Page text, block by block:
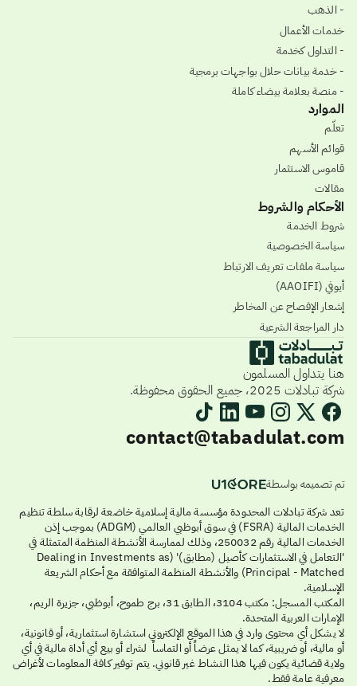
- الذهب
خدمات الأعمال
- التداول كخدمة
- خدمة بيانات حلال بواجهات برمجية
- منصة بعلامة بيضاء كاملة
الموارد
تعلّم
قوائم الأسهم
قاموس الاستثمار
مقالات
الأحكام والشروط
شروط الخدمة
سياسة الخصوصية
سياسة ملفات تعريف الارتباط
أيوفي (AAOIFI)
إشعار الإفصاح عن المخاطر
دار المراجعة الشرعية
هنا يتداول المسلمون
شركة تبادلات 2025، جميع الحقوق محفوظة.
contact@tabadulat.com
تم تصميمه بواسطة
تعد شركة تبادلات المحدودة مؤسسة مالية إسلامية خاضعة لرقابة سلطة تنظيم
الخدمات المالية (FSRA) في سوق أبوظبي العالمي (ADGM) بموجب إذن
الخدمات المالية رقم 250032، وذلك لممارسة الأنشطة المنظمة المتمثلة في
'التعامل في الاستثمارات كأصيل (مطابق)' (Dealing in Investments as
Principal - Matched) والأنشطة المنظمة المتوافقة مع أحكام الشريعة
الإسلامية.
المكتب المسجل: مكتب 3104، الطابق 31، برج طموح، أبوظبي، جزيرة الريم،
الإمارات العربية المتحدة.
لا يشكل أي محتوى وارد في هذا الموقع الإلكتروني استشارة استثمارية، أو قانونية،
أو مالية، أو ضريبية، كما لا يمثل عرضاً أو التماساً لشراء أو بيع أي أداة مالية في أي
ولاية قضائية يكون فيها هذا النشاط غير قانوني. يتم توفير كافة المعلومات لأغراض
معرفية عامة فقط.